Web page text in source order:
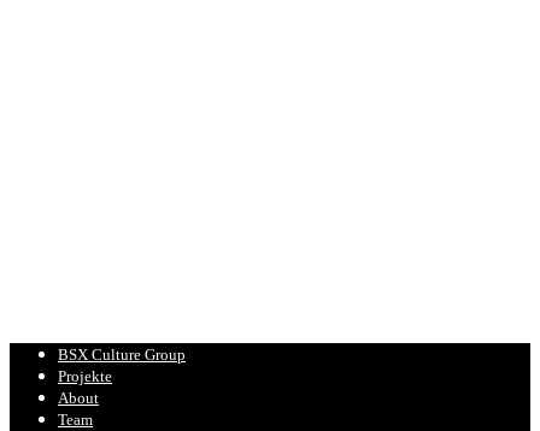
BSX Culture Group
Projekte
About
Team